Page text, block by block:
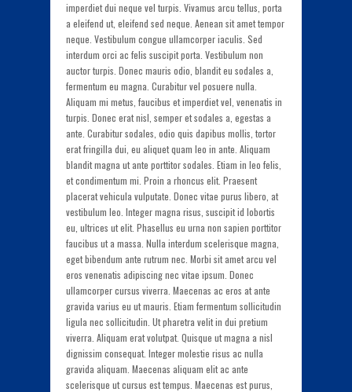
imperdiet dui neque vel turpis. Vivamus arcu tellus, porta
a eleifend ut, eleifend sed neque. Aenean sit amet tempor
neque. Vestibulum congue ullamcorper iaculis. Sed
interdum orci ac felis suscipit porta. Vestibulum non
auctor turpis. Donec mauris odio, blandit eu sodales a,
fermentum eu magna. Curabitur vel posuere nulla.
Aliquam mi metus, faucibus et imperdiet vel, venenatis in
turpis. Donec erat nisl, semper et sodales a, egestas a
ante. Curabitur sodales, odio quis dapibus mollis, tortor
erat fringilla dui, eu aliquet quam leo in ante. Aliquam
blandit magna ut ante porttitor sodales. Etiam in leo felis,
et condimentum mi. Proin a rhoncus elit. Praesent
placerat vehicula vulputate. Donec vitae purus libero, at
vestibulum leo. Integer magna risus, suscipit id lobortis
eu, ultrices ut elit. Phasellus eu urna non sapien porttitor
faucibus ut a massa. Nulla interdum scelerisque magna,
eget bibendum ante rutrum nec. Morbi sit amet arcu vel
eros venenatis adipiscing nec vitae ipsum. Donec
ullamcorper cursus viverra. Maecenas ac eros at ante
gravida varius eu ut mauris. Etiam fermentum sollicitudin
ligula nec sollicitudin. Ut pharetra velit in dui pretium
viverra. Aliquam erat volutpat. Quisque ut magna a nisl
dignissim consequat. Integer molestie risus ac nulla
gravida aliquam. Maecenas aliquam elit ac ante
scelerisque ut cursus est tempus. Maecenas est purus,